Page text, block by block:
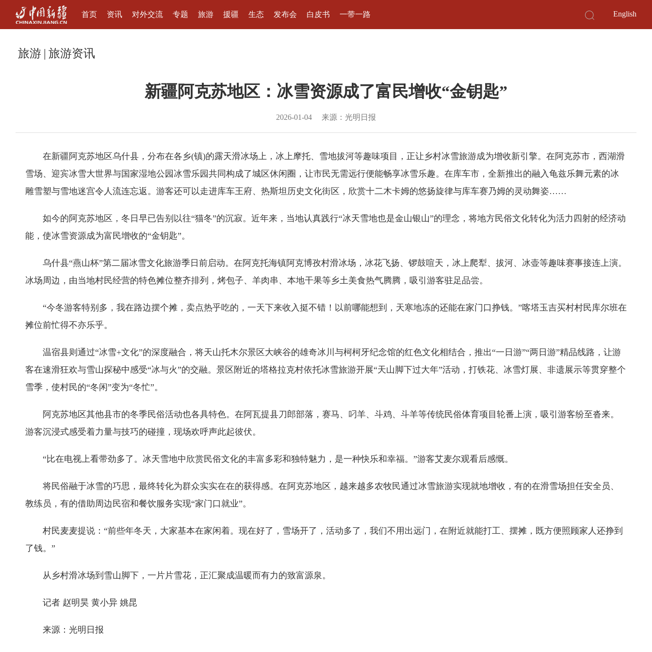
首页 资讯 对外交流 专题 旅游 援疆 生态 发布会 白皮书 一带一路 English
旅游 | 旅游资讯
新疆阿克苏地区：冰雪资源成了富民增收“金钥匙”
2026-01-04 来源：光明日报
在新疆阿克苏地区乌什县，分布在各乡(镇)的露天滑冰场上，冰上摩托、雪地拔河等趣味项目，正让乡村冰雪旅游成为增收新引擎。在阿克苏市，西湖滑
雪场、迎宾冰雪大世界与国家湿地公园冰雪乐园共同构成了城区休闲圈，让市民无需远行便能畅享冰雪乐趣。在库车市，全新推出的融入龟兹乐舞元素的冰
雕雪塑与雪地迷宫令人流连忘返。游客还可以走进库车王府、热斯坦历史文化街区，欣赏十二木卡姆的悠扬旋律与库车赛乃姆的灵动舞姿……
如今的阿克苏地区，冬日早已告别以往“猫冬”的沉寂。近年来，当地认真践行“冰天雪地也是金山银山”的理念，将地方民俗文化转化为活力四射的经济动
能，使冰雪资源成为富民增收的“金钥匙”。
乌什县“燕山杯”第二届冰雪文化旅游季日前启动。在阿克托海镇阿克博孜村滑冰场，冰花飞扬、锣鼓喧天，冰上爬犁、拔河、冰壶等趣味赛事接连上演。
冰场周边，由当地村民经营的特色摊位整齐排列，烤包子、羊肉串、本地干果等乡土美食热气腾腾，吸引游客驻足品尝。
“今冬游客特别多，我在路边摆个摊，卖点热乎吃的，一天下来收入挺不错！以前哪能想到，天寒地冻的还能在家门口挣钱。”喀塔玉吉买村村民库尔班在
摊位前忙得不亦乐乎。
温宿县则通过“冰雪+文化”的深度融合，将天山托木尔景区大峡谷的雄奇冰川与柯柯牙纪念馆的红色文化相结合，推出“一日游”“两日游”精品线路，让游
客在速滑狂欢与雪山探秘中感受“冰与火”的交融。景区附近的塔格拉克村依托冰雪旅游开展“天山脚下过大年”活动，打铁花、冰雪灯展、非遗展示等贯穿整个
雪季，使村民的“冬闲”变为“冬忙”。
阿克苏地区其他县市的冬季民俗活动也各具特色。在阿瓦提县刀郎部落，赛马、叼羊、斗鸡、斗羊等传统民俗体育项目轮番上演，吸引游客纷至沓来。
游客沉浸式感受着力量与技巧的碰撞，现场欢呼声此起彼伏。
“比在电视上看带劲多了。冰天雪地中欣赏民俗文化的丰富多彩和独特魅力，是一种快乐和幸福。”游客艾麦尔观看后感慨。
将民俗融于冰雪的巧思，最终转化为群众实实在在的获得感。在阿克苏地区，越来越多农牧民通过冰雪旅游实现就地增收，有的在滑雪场担任安全员、
教练员，有的借助周边民宿和餐饮服务实现“家门口就业”。
村民麦麦提说：“前些年冬天，大家基本在家闲着。现在好了，雪场开了，活动多了，我们不用出远门，在附近就能打工、摆摊，既方便照顾家人还挣到
了钱。”
从乡村滑冰场到雪山脚下，一片片雪花，正汇聚成温暖而有力的致富源泉。
记者 赵明昊 黄小异 姚昆
来源：光明日报